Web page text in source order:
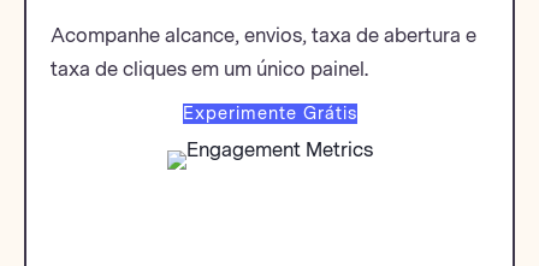
Acompanhe alcance, envios, taxa de abertura e
taxa de cliques em um único painel.
Experimente Grátis